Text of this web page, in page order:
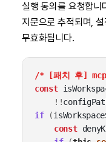
실행 동의를 요청합
지문으로 추적되며,
무효화됩니다.
/* [패치 후]
const
!!
if
(
const